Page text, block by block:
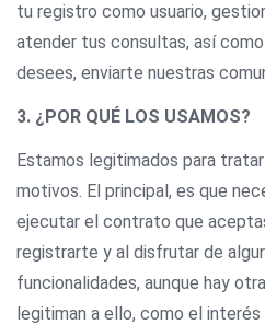
tu registro como usuario,
atender tus consultas, así
desees, enviarte nuestras
3. ¿POR QUÉ LOS USAMOS?
Estamos legitimados para
motivos. El principal, es que
ejecutar el contrato que
registrarte y al disfrutar de
funcionalidades, aunque hay
legitiman a ello, como el